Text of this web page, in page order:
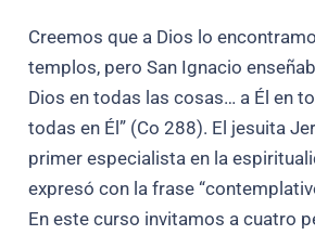
Creemos que a Dios lo
templos, pero San Ignacio
Dios en todas las cosas… a Él en
todas en Él” (Co 288). El jesuita
primer especialista en la
expresó con la frase
En este curso invitamos a cuatro